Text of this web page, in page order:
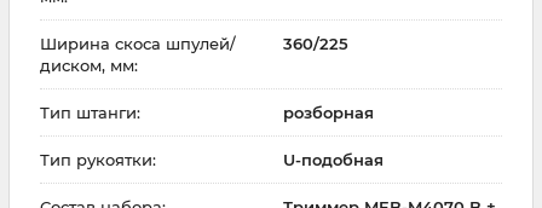
Ширина скоса шпулей/
диском, мм:
360/225
Тип штанги: розборная
Тип рукоятки: U-подобная